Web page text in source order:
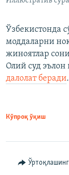
Ўзбекистонда
моддаларни
жиноятлар
Олий суд
далолат беради.
Кўпроқ ўқиш
Ўртоқлашинг